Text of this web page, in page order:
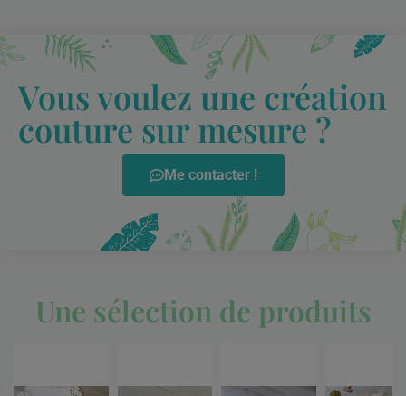
Vous voulez une création
couture sur mesure ?
Me contacter !
Une sélection de produits